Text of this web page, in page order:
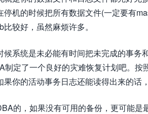
机的时候把所有数据文件(一定要有
较好，虽然麻烦许多。
系统是未必能有时间把未完成的事
制定了一个良好的灾难恢复计划吧。
你的活动事务日志还能读得出来的话
的，如果没有可用的备份，更可能